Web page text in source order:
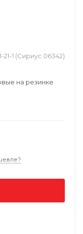
1-21-1 (Сириус 06342)
на резинке